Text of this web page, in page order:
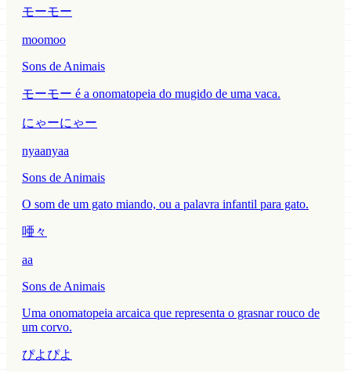
モーモー
moomoo
Sons de Animais
モーモー é a onomatopeia do mugido de uma vaca.
にゃーにゃー
nyaanyaa
Sons de Animais
O som de um gato miando, ou a palavra infantil para gato.
唖々
aa
Sons de Animais
Uma onomatopeia arcaica que representa o grasnar rouco de
um corvo.
ぴよぴよ